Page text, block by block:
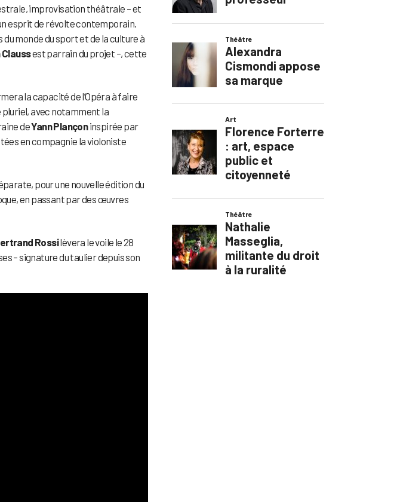
improvisation théâtrale – et
esprit de révolte contemporain.
monde du sport et de la culture à
est parrain du projet –, cette
la capacité de l’Opéra à faire
pluriel, avec notamment la
deYann Plançoninspirée par
en compagnie la violoniste
pour une nouvelle édition du
en passant par des œuvres
Rossilèvera le voile le 28
– signature du taulier depuis son